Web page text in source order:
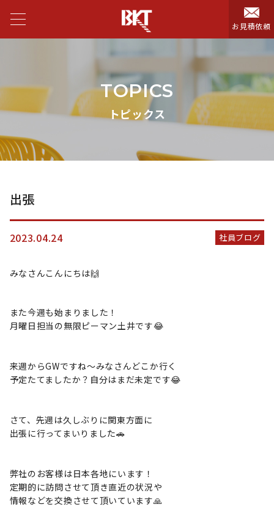
お見積依頼
TOPICS
トピックス
出張
2023.04.24 社員ブログ
みなさんこんにちは🙌
また今週も始まりました！
月曜日担当の無限ピーマン土井です😂
来週からGWですね〜みなさんどこか行く
予定たてましたか？自分はまだ未定です😂
さて、先週は久しぶりに関東方面に
出張に行ってまいりました🚗
弊社のお客様は日本各地にいます！
定期的に訪問させて頂き直近の状況や
情報などを交換させて頂いています🙏